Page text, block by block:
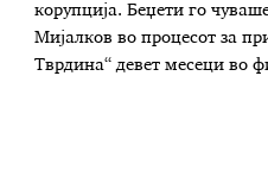
корупција. Беџети го
Мијалков во процесот за
Тврдина“ девет месеци во